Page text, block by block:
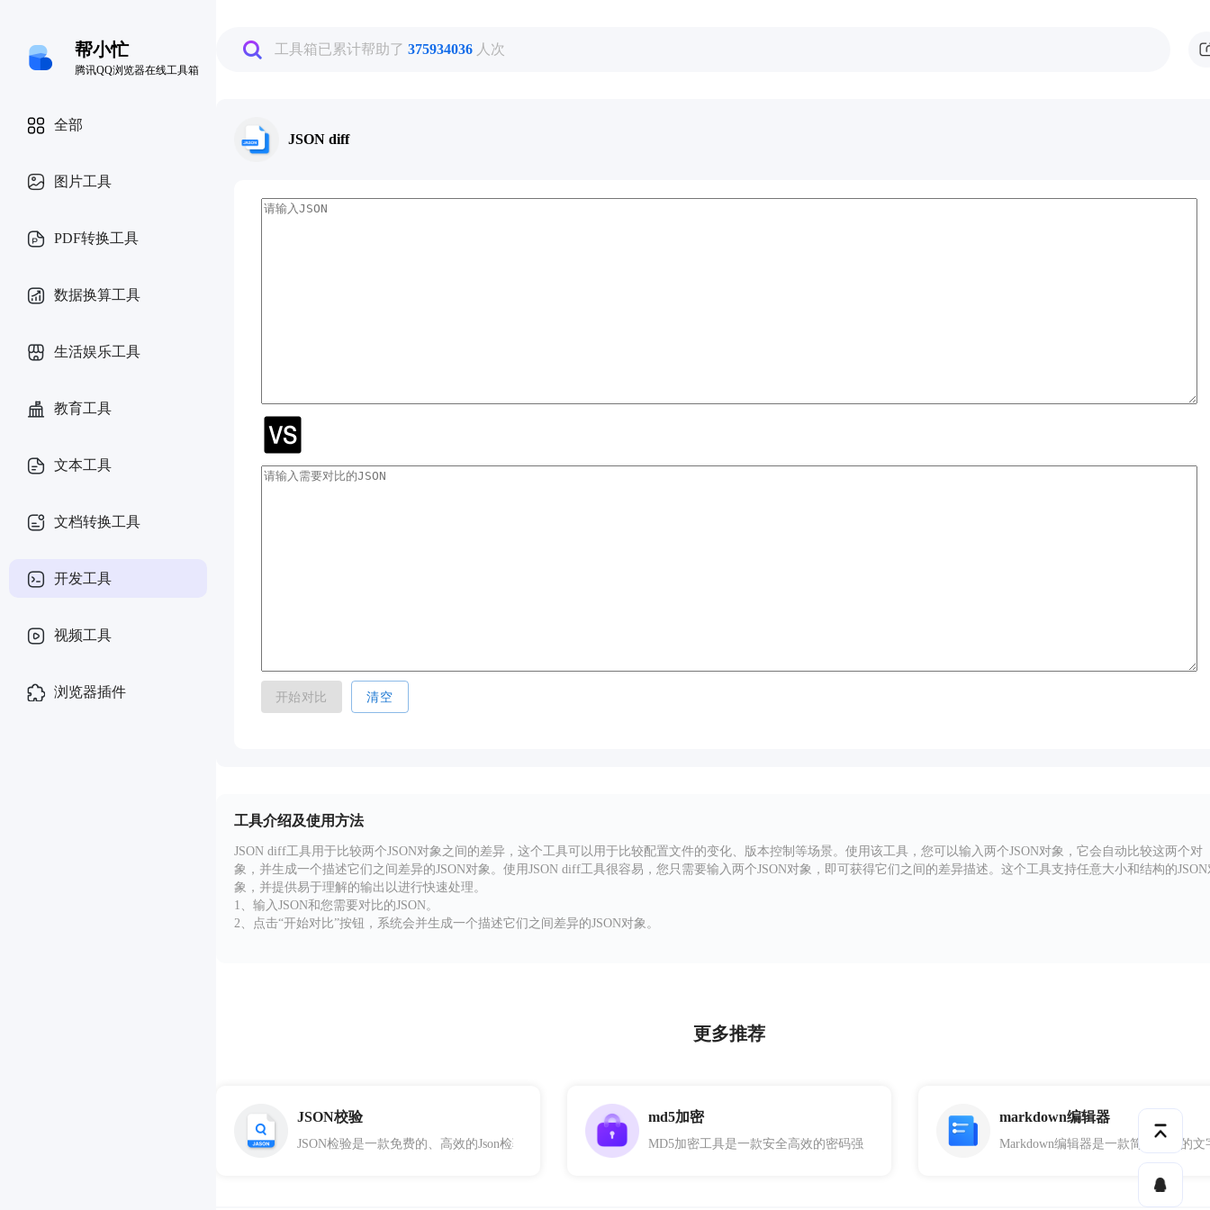
帮小忙
腾讯QQ浏览器在线工具箱
全部
图片工具
PDF转换工具
数据换算工具
生活娱乐工具
教育工具
文本工具
文档转换工具
开发工具
视频工具
浏览器插件
工具箱已累计帮助了 375934036 人次
JSON diff
开始对比 清空
工具介绍及使用方法
JSON diff工具用于比较两个JSON对象之间的差异，这个工具可以用于比较配置文件的变化、版本控制等场景。使用该工具，您可以输入两个JSON对象，它会自动比较这两个对
象，并生成一个描述它们之间差异的JSON对象。使用JSON diff工具很容易，您只需要输入两个JSON对象，即可获得它们之间的差异描述。这个工具支持任意大小和结构的JSON
象，并提供易于理解的输出以进行快速处理。
1、输入JSON和您需要对比的JSON。
2、点击“开始对比”按钮，系统会并生成一个描述它们之间差异的JSON对象。
更多推荐
JSON校验
JSON检验是一款免费的、高效的Json检验工具，适合所有JavaScript开发人员使用，旨在通过实时监测和分析Json文件来诊断和排除潜在的JavaScript错误
md5加密
MD5加密工具是一款安全高效的密码强度评估工具，可以方便地用于各种在线活动和应用程序中。
markdown编辑器
Markdown编辑器是一款简单易用的